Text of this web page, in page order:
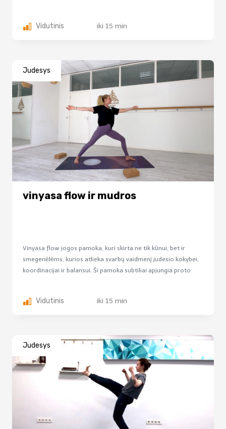
Vidutinis iki 15 min
Judesys
vinyasa flow ir mudros
Vinyasa flow jogos pamoka, kuri skirta ne tik kūnui, bet ir
smegenėlėms, kurios atlieka svarbų vaidmenį judesio kokybei,
koordinacijai ir balansui. Ši pamoka subtiliai apjungia proto
Vidutinis iki 15 min
Judesys